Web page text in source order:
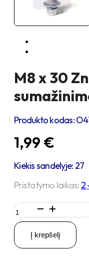
M8 x 30
Produkto kodas:
1,99 €
Kiekis sandelyje: 27
Pristatymo laikas: 2
produkto
kiekis:
M8
30
Į krepšelį